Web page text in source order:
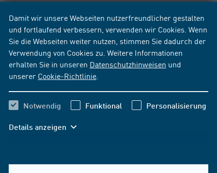
Damit wir unsere Webseiten nutzerfreundlicher gestalten
und fortlaufend verbessern, verwenden wir Cookies. Wenn
Sie die Webseiten weiter nutzen, stimmen Sie dadurch der
Verwendung von Cookies zu. Weitere Informationen
erhalten Sie in unseren Datenschutzhinweisen und
unserer Cookie-Richtlinie
Notwendig Funktional Personalisierung
Details anzeigen